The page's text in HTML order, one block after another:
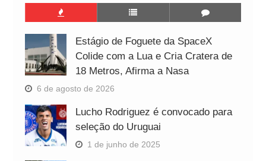
Estágio de Foguete da SpaceX
Colide com a Lua e Cria Cratera de
18 Metros, Afirma a Nasa
6 de agosto de 2026
Lucho Rodriguez é convocado para
seleção do Uruguai
1 de junho de 2025